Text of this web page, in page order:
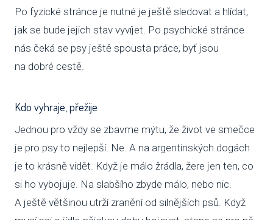
Po fyzické stránce je nutné je ještě sledovat a hlídat,
jak se bude jejich stav vyvíjet. Po psychické stránce
nás čeká se psy ještě spousta práce, byť jsou
na dobré cestě.
Kdo vyhraje, přežije
Jednou pro vždy se zbavme mýtu, že život ve smečce
je pro psy to nejlepší. Ne. A na argentinských dogách
je to krásně vidět. Když je málo žrádla, žere jen ten, co
si ho vybojuje. Na slabšího zbyde málo, nebo nic.
A ještě většinou utrží zranění od silnějších psů. Když